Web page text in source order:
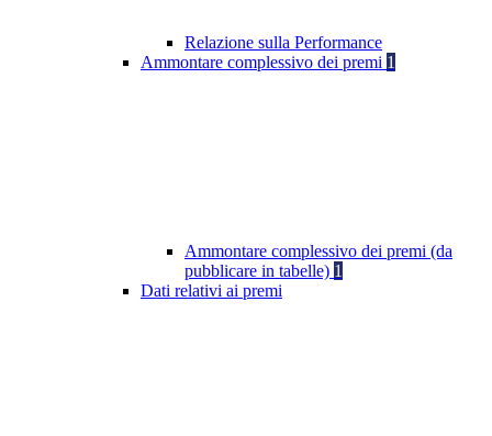
Relazione sulla Performance
Ammontare complessivo dei premi 1
Ammontare complessivo dei premi (da
pubblicare in tabelle) 1
Dati relativi ai premi